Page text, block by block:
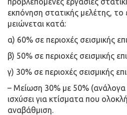
εκπόνηση στατικής μελέτης, το
μειώνεται κατά:
α) 60% σε περιοχές σεισμικής
β) 50% σε περιοχές σεισμικής
γ) 30% σε περιοχές σεισμικής
– Μείωση 30% με 50%
ισχύσει για κτίσματα που
αναβάθμιση.